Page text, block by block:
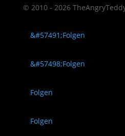
© 2010 - 2026
Folgen
Folgen
Folgen
Folgen